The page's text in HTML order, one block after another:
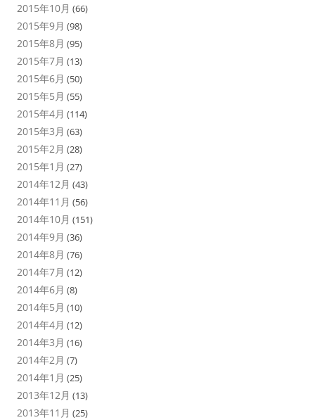
2015年10月 (66)
2015年9月 (98)
2015年8月 (95)
2015年7月 (13)
2015年6月 (50)
2015年5月 (55)
2015年4月 (114)
2015年3月 (63)
2015年2月 (28)
2015年1月 (27)
2014年12月 (43)
2014年11月 (56)
2014年10月 (151)
2014年9月 (36)
2014年8月 (76)
2014年7月 (12)
2014年6月 (8)
2014年5月 (10)
2014年4月 (12)
2014年3月 (16)
2014年2月 (7)
2014年1月 (25)
2013年12月 (13)
2013年11月 (25)